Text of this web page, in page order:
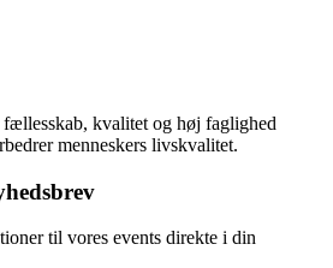
kvalitet og høj faglighed
menneskers livskvalitet.
til vores events direkte i din